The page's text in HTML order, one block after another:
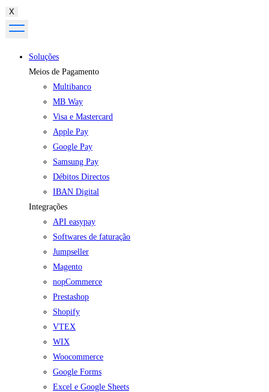
X
Soluções
Meios de Pagamento
Multibanco
MB Way
Visa e Mastercard
Apple Pay
Google Pay
Samsung Pay
Débitos Directos
IBAN Digital
Integrações
API easypay
Softwares de faturação
Jumpseller
Magento
nopCommerce
Prestashop
Shopify
VTEX
WIX
Woocommerce
Google Forms
Excel e Google Sheets